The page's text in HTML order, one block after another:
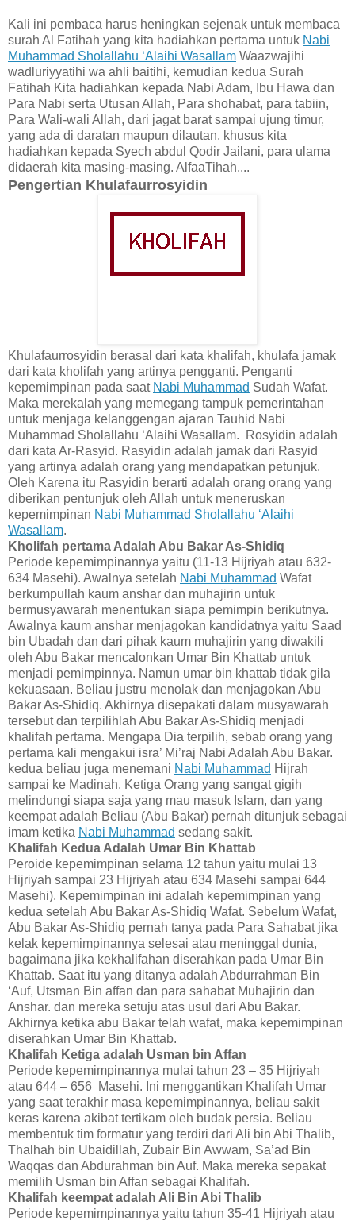
Kali ini pembaca harus heningkan sejenak untuk membaca
surah Al Fatihah yang kita hadiahkan pertama untuk Nabi
Muhammad Sholallahu ‘Alaihi Wasallam Waazwajihi
wadluriyyatihi wa ahli baitihi, kemudian kedua Surah
Fatihah Kita hadiahkan kepada Nabi Adam, Ibu Hawa dan
Para Nabi serta Utusan Allah, Para shohabat, para tabiin,
Para Wali-wali Allah, dari jagat barat sampai ujung timur,
yang ada di daratan maupun dilautan, khusus kita
hadiahkan kepada Syech abdul Qodir Jailani, para ulama
didaerah kita masing-masing. AlfaaTihah....
Pengertian Khulafaurrosyidin
Khulafaurrosyidin berasal dari kata khalifah, khulafa jamak
dari kata kholifah yang artinya pengganti. Penganti
kepemimpinan pada saat Nabi Muhammad Sudah Wafat.
Maka merekalah yang memegang tampuk pemerintahan
untuk menjaga kelanggengan ajaran Tauhid Nabi
Muhammad Sholallahu ‘Alaihi Wasallam. Rosyidin adalah
dari kata Ar-Rasyid. Rasyidin adalah jamak dari Rasyid
yang artinya adalah orang yang mendapatkan petunjuk.
Oleh Karena itu Rasyidin berarti adalah orang orang yang
diberikan pentunjuk oleh Allah untuk meneruskan
kepemimpinan Nabi Muhammad Sholallahu ‘Alaihi
Wasallam.
Kholifah pertama Adalah Abu Bakar As-Shidiq
Periode kepemimpinannya yaitu (11-13 Hijriyah atau 632-
634 Masehi). Awalnya setelah Nabi Muhammad Wafat
berkumpullah kaum anshar dan muhajirin untuk
bermusyawarah menentukan siapa pemimpin berikutnya.
Awalnya kaum anshar menjagokan kandidatnya yaitu Saad
bin Ubadah dan dari pihak kaum muhajirin yang diwakili
oleh Abu Bakar mencalonkan Umar Bin Khattab untuk
menjadi pemimpinnya. Namun umar bin khattab tidak gila
kekuasaan. Beliau justru menolak dan menjagokan Abu
Bakar As-Shidiq. Akhirnya disepakati dalam musyawarah
tersebut dan terpilihlah Abu Bakar As-Shidiq menjadi
khalifah pertama. Mengapa Dia terpilih, sebab orang yang
pertama kali mengakui isra’ Mi’raj Nabi Adalah Abu Bakar.
kedua beliau juga menemani Nabi Muhammad Hijrah
sampai ke Madinah. Ketiga Orang yang sangat gigih
melindungi siapa saja yang mau masuk Islam, dan yang
keempat adalah Beliau (Abu Bakar) pernah ditunjuk sebagai
imam ketika Nabi Muhammad sedang sakit.
Khalifah Kedua Adalah Umar Bin Khattab
Peroide kepemimpinan selama 12 tahun yaitu mulai 13
Hijriyah sampai 23 Hijriyah atau 634 Masehi sampai 644
Masehi). Kepemimpinan ini adalah kepemimpinan yang
kedua setelah Abu Bakar As-Shidiq Wafat. Sebelum Wafat,
Abu Bakar As-Shidiq pernah tanya pada Para Sahabat jika
kelak kepemimpinannya selesai atau meninggal dunia,
bagaimana jika kekhalifahan diserahkan pada Umar Bin
Khattab. Saat itu yang ditanya adalah Abdurrahman Bin
‘Auf, Utsman Bin affan dan para sahabat Muhajirin dan
Anshar. dan mereka setuju atas usul dari Abu Bakar.
Akhirnya ketika abu Bakar telah wafat, maka kepemimpinan
diserahkan Umar Bin Khattab.
Khalifah Ketiga adalah Usman bin Affan
Periode kepemimpinannya mulai tahun 23 – 35 Hijriyah
atau 644 – 656 Masehi. Ini menggantikan Khalifah Umar
yang saat terakhir masa kepemimpinannya, beliau sakit
keras karena akibat tertikam oleh budak persia. Beliau
membentuk tim formatur yang terdiri dari Ali bin Abi Thalib,
Thalhah bin Ubaidillah, Zubair Bin Awwam, Sa’ad Bin
Waqqas dan Abdurahman bin Auf. Maka mereka sepakat
memilih Usman bin Affan sebagai Khalifah.
Khalifah keempat adalah Ali Bin Abi Thalib
Periode kepemimpinannya yaitu tahun 35-41 Hijriyah atau